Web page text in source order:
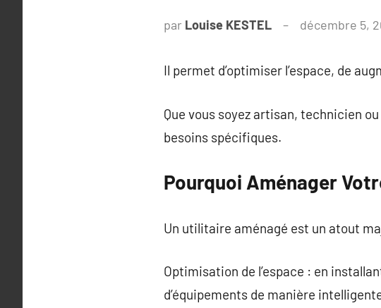
par Louise KESTEL décembre 5,
Il permet d’optimiser l’espace, de
Que vous soyez artisan, technicien
besoins spécifiques.
Pourquoi Aménager
Un utilitaire aménagé est un atout
Optimisation de l’espace : en
d’équipements de manière